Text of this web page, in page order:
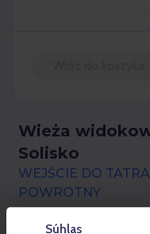
Súhlas
Wieża
Solisko
WEJŚCIE DO
POWROTNY